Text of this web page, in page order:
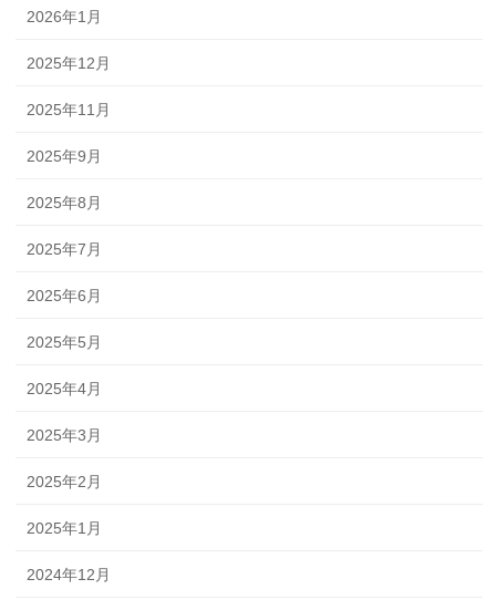
2026年1月
2025年12月
2025年11月
2025年9月
2025年8月
2025年7月
2025年6月
2025年5月
2025年4月
2025年3月
2025年2月
2025年1月
2024年12月